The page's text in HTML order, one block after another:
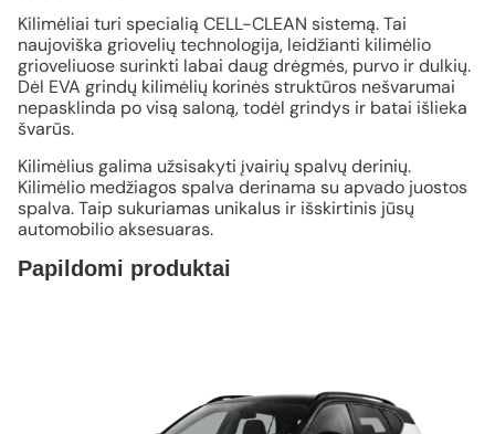
Kilimėliai turi specialią CELL-CLEAN sistemą. Tai
naujoviška griovelių technologija, leidžianti kilimėlio
grioveliuose surinkti labai daug drėgmės, purvo ir dulkių.
Dėl EVA grindų kilimėlių korinės struktūros nešvarumai
nepasklinda po visą saloną, todėl grindys ir batai išlieka
švarūs.
Kilimėlius galima užsisakyti įvairių spalvų derinių.
Kilimėlio medžiagos spalva derinama su apvado juostos
spalva. Taip sukuriamas unikalus ir išskirtinis jūsų
automobilio aksesuaras.
Papildomi produktai